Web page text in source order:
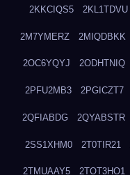
2KKCIQS5 2KL1TDVU
2M7YMERZ 2MIQDBKK
2OC6YQYJ 2ODHTNIQ
2PFU2MB3 2PGICZT7
2QFIABDG 2QYABSTR
2SS1XHM0 2T0TIR21
2TMUAAY5 2TOT3HO1